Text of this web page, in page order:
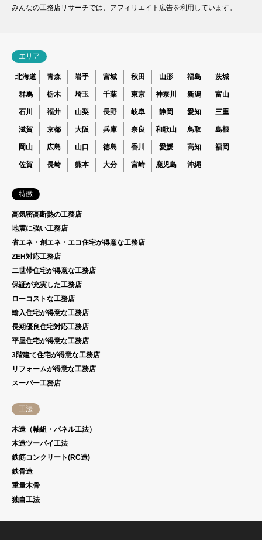
みんなの工務店リサーチでは、アフィリエイト広告を利用しています。
エリア
北海道 青森 岩手 宮城 秋田 山形 福島 茨城
群馬 栃木 埼玉 千葉 東京 神奈川 新潟 富山
石川 福井 山梨 長野 岐阜 静岡 愛知 三重
滋賀 京都 大阪 兵庫 奈良 和歌山 鳥取 島根
岡山 広島 山口 徳島 香川 愛媛 高知 福岡
佐賀 長崎 熊本 大分 宮崎 鹿児島 沖縄
特徴
高気密高断熱の工務店
地震に強い工務店
省エネ・創エネ・エコ住宅が得意な工務店
ZEH対応工務店
二世帯住宅が得意な工務店
保証が充実した工務店
ローコストな工務店
輸入住宅が得意な工務店
長期優良住宅対応工務店
平屋住宅が得意な工務店
3階建て住宅が得意な工務店
リフォームが得意な工務店
スーパー工務店
工法
木造（軸組・パネル工法）
木造ツーバイ工法
鉄筋コンクリート(RC造)
鉄骨造
重量木骨
独自工法